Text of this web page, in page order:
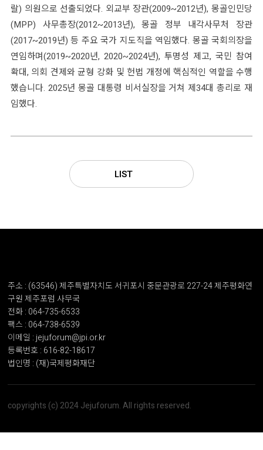
랄) 의원으로 선출되었다. 외교부 장관(2009~2012년), 몽골인민당
(MPP) 사무총장(2012~2013년), 몽골 정부 내각사무처 장관
(2017~2019년) 등 주요 국가 지도직을 역임했다. 몽골 국회의장을
연임하며(2019~2020년, 2020~2024년), 투명성 제고, 국민 참여
확대, 의회 견제와 균형 강화 및 헌법 개정에 핵심적인 역할을 수행
했습니다. 2025년 몽골 대통령 비서실장을 거쳐 제34대 총리로 재
임했다.
LIST
주소 : (63546) 제주특별자치도 서귀포시 중문관광로 227-24 제주평화연
구원 제주포럼 사무국
전화 : 064-735-6533
팩스 : 064-738-6539
이메일 : jejuforum@jpi.or.kr
등록번호 : 616-82-18617
법인명 : (재)국제평화재단
copyrights (c) 2024 Jejuforum. All rights reserved.